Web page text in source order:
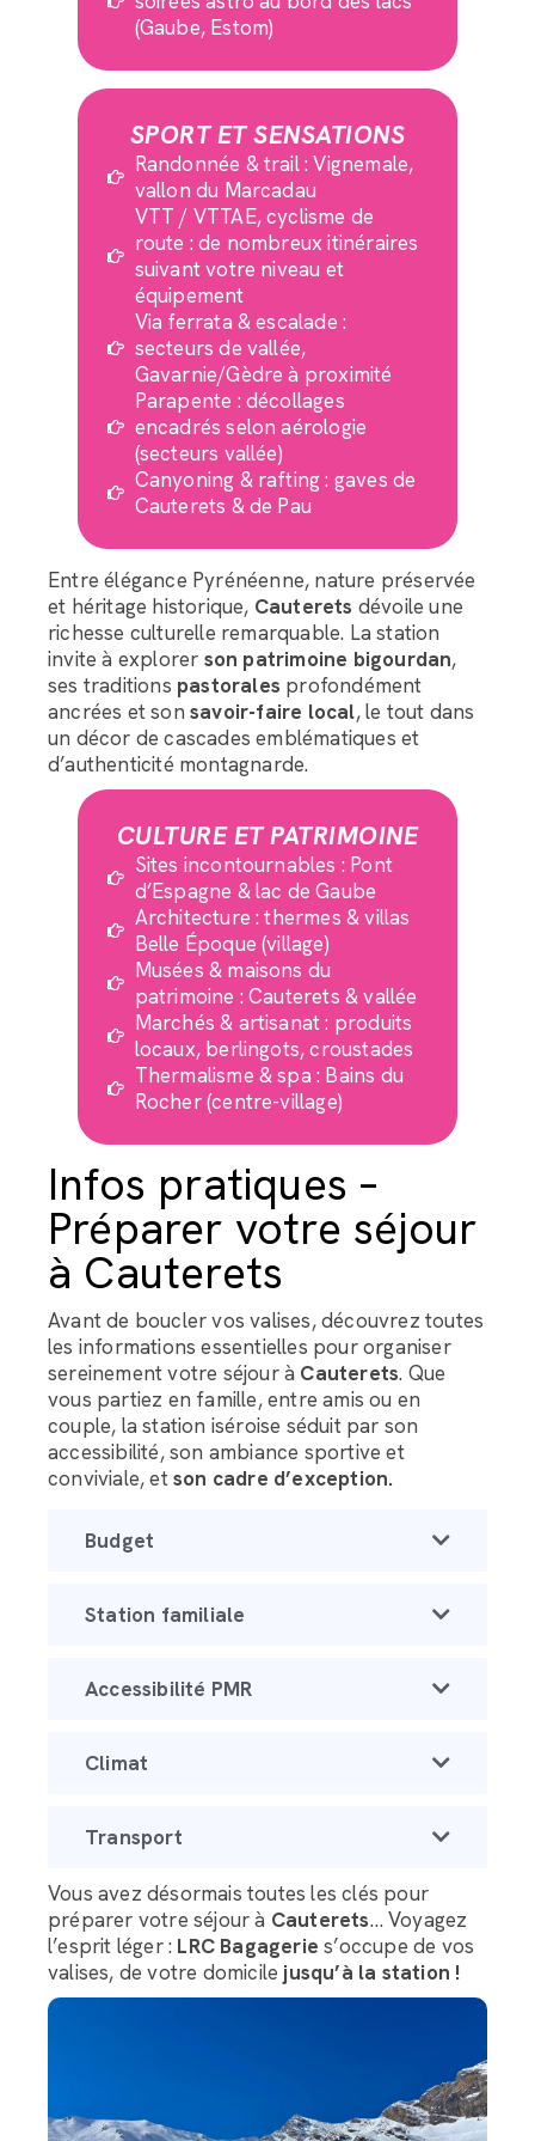
(Gaube, Estom)
SPORT ET SENSATIONS
Randonnée & trail : Vignemale,
vallon du Marcadau
VTT / VTTAE, cyclisme de
route : de nombreux itinéraires
suivant votre niveau et
équipement
Via ferrata & escalade :
secteurs de vallée,
Gavarnie/Gèdre à proximité
Parapente : décollages
encadrés selon aérologie
(secteurs vallée)
Canyoning & rafting : gaves de
Cauterets & de Pau
Entre élégance Pyrénéenne, nature préservée
et héritage historique, Cauterets dévoile une
richesse culturelle remarquable. La station
invite à explorer son patrimoine bigourdan,
ses traditions pastorales profondément
ancrées et son savoir-faire local, le tout dans
un décor de cascades emblématiques et
d’authenticité montagnarde.
CULTURE ET PATRIMOINE
Sites incontournables : Pont
d’Espagne & lac de Gaube
Architecture : thermes & villas
Belle Époque (village)
Musées & maisons du
patrimoine : Cauterets & vallée
Marchés & artisanat : produits
locaux, berlingots, croustades
Thermalisme & spa : Bains du
Rocher (centre-village)
Infos pratiques –
Préparer votre séjour
à Cauterets
Avant de boucler vos valises, découvrez toutes
les informations essentielles pour organiser
sereinement votre séjour à Cauterets. Que
vous partiez en famille, entre amis ou en
couple, la station iséroise séduit par son
accessibilité, son ambiance sportive et
conviviale, etson cadre d’exception.
Budget
Station familiale
Accessibilité PMR
Climat
Transport
Vous avez désormais toutes les clés pour
préparer votre séjour à Cauterets… Voyagez
l’esprit léger : LRC Bagagerie s’occupe de vos
valises, de votre domicile jusqu’à la station !